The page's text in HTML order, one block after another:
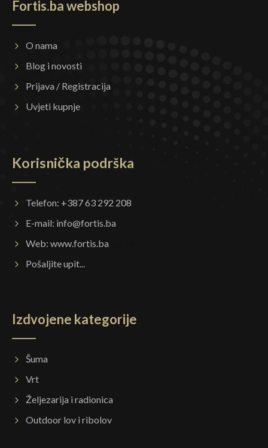
Fortis.ba webshop
O nama
Blog i novosti
Prijava / Registracija
Uvjeti kupnje
Korisnička podrška
Telefon: +387 63 292 208
E-mail: info@fortis.ba
Web: www.fortis.ba
Pošaljite upit...
Izdvojene kategorije
Šuma
Vrt
Željezarija i radionica
Outdoor lov i ribolov